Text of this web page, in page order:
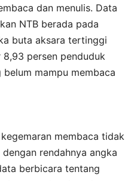
dan menulis. Data
NTB berada pada
buta aksara tertinggi
persen penduduk
mampu membaca
membaca tidak
rendahnya angka
berbicara tentang